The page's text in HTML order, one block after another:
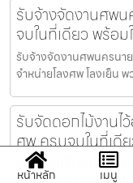
รับจ้างจัดงานศพ
จบในที่เดียว พร้อ
รับจ้างจัดงานศพนครนา
จำหน่ายโลงศพ โลงเย็น
รับจัดดอกไม้งานไ
ศพ ครบจบในที่เดี
รับจัดดอกไม้งานไว้อา
หน้าหลัก เมนู